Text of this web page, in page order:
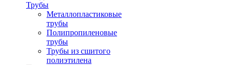
Трубы
Металлопластиковые
трубы
Полипропиленовые
трубы
Трубы из сшитого
полиэтилена